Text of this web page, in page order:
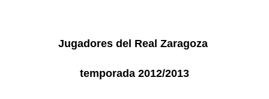
Jugadores del Real Zaragoza
temporada 2012/2013